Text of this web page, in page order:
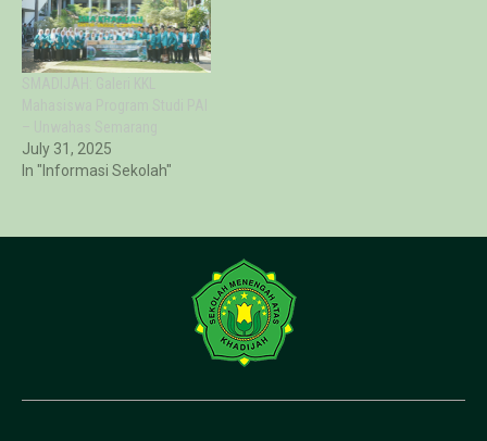
July 31, 2025
In "Informasi Sekolah"